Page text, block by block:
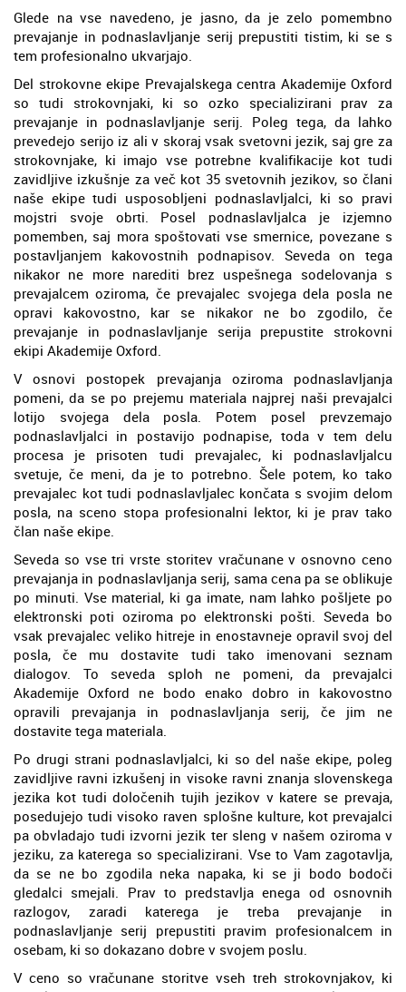
Glede na vse navedeno, je jasno, da je zelo pomembno
prevajanje in podnaslavljanje serij prepustiti tistim, ki se s
tem profesionalno ukvarjajo.
Del strokovne ekipe Prevajalskega centra Akademije Oxford
so tudi strokovnjaki, ki so ozko specializirani prav za
prevajanje in podnaslavljanje serij. Poleg tega, da lahko
prevedejo serijo iz ali v skoraj vsak svetovni jezik, saj gre za
strokovnjake, ki imajo vse potrebne kvalifikacije kot tudi
zavidljive izkušnje za več kot 35 svetovnih jezikov, so člani
naše ekipe tudi usposobljeni podnaslavljalci, ki so pravi
mojstri svoje obrti. Posel podnaslavljalca je izjemno
pomemben, saj mora spoštovati vse smernice, povezane s
postavljanjem kakovostnih podnapisov. Seveda on tega
nikakor ne more narediti brez uspešnega sodelovanja s
prevajalcem oziroma, če prevajalec svojega dela posla ne
opravi kakovostno, kar se nikakor ne bo zgodilo, če
prevajanje in podnaslavljanje serija prepustite strokovni
ekipi Akademije Oxford.
V osnovi postopek prevajanja oziroma podnaslavljanja
pomeni, da se po prejemu materiala najprej naši prevajalci
lotijo svojega dela posla. Potem posel prevzemajo
podnaslavljalci in postavijo podnapise, toda v tem delu
procesa je prisoten tudi prevajalec, ki podnaslavljalcu
svetuje, če meni, da je to potrebno. Šele potem, ko tako
prevajalec kot tudi podnaslavljalec končata s svojim delom
posla, na sceno stopa profesionalni lektor, ki je prav tako
član naše ekipe.
Seveda so vse tri vrste storitev vračunane v osnovno ceno
prevajanja in podnaslavljanja serij, sama cena pa se oblikuje
po minuti. Vse material, ki ga imate, nam lahko pošljete po
elektronski poti oziroma po elektronski pošti. Seveda bo
vsak prevajalec veliko hitreje in enostavneje opravil svoj del
posla, če mu dostavite tudi tako imenovani seznam
dialogov. To seveda sploh ne pomeni, da prevajalci
Akademije Oxford ne bodo enako dobro in kakovostno
opravili prevajanja in podnaslavljanja serij, če jim ne
dostavite tega materiala.
Po drugi strani podnaslavljalci, ki so del naše ekipe, poleg
zavidljive ravni izkušenj in visoke ravni znanja slovenskega
jezika kot tudi določenih tujih jezikov v katere se prevaja,
posedujejo tudi visoko raven splošne kulture, kot prevajalci
pa obvladajo tudi izvorni jezik ter sleng v našem oziroma v
jeziku, za katerega so specializirani. Vse to Vam zagotavlja,
da se ne bo zgodila neka napaka, ki se ji bodo bodoči
gledalci smejali. Prav to predstavlja enega od osnovnih
razlogov, zaradi katerega je treba prevajanje in
podnaslavljanje serij prepustiti pravim profesionalcem in
osebam, ki so dokazano dobre v svojem poslu.
V ceno so vračunane storitve vseh treh strokovnjakov, ki